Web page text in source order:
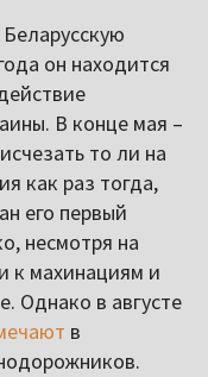
он находится
В конце мая –
то ли на
как раз тогда,
его первый
несмотря на
к махинациям и
Однако в августе
в